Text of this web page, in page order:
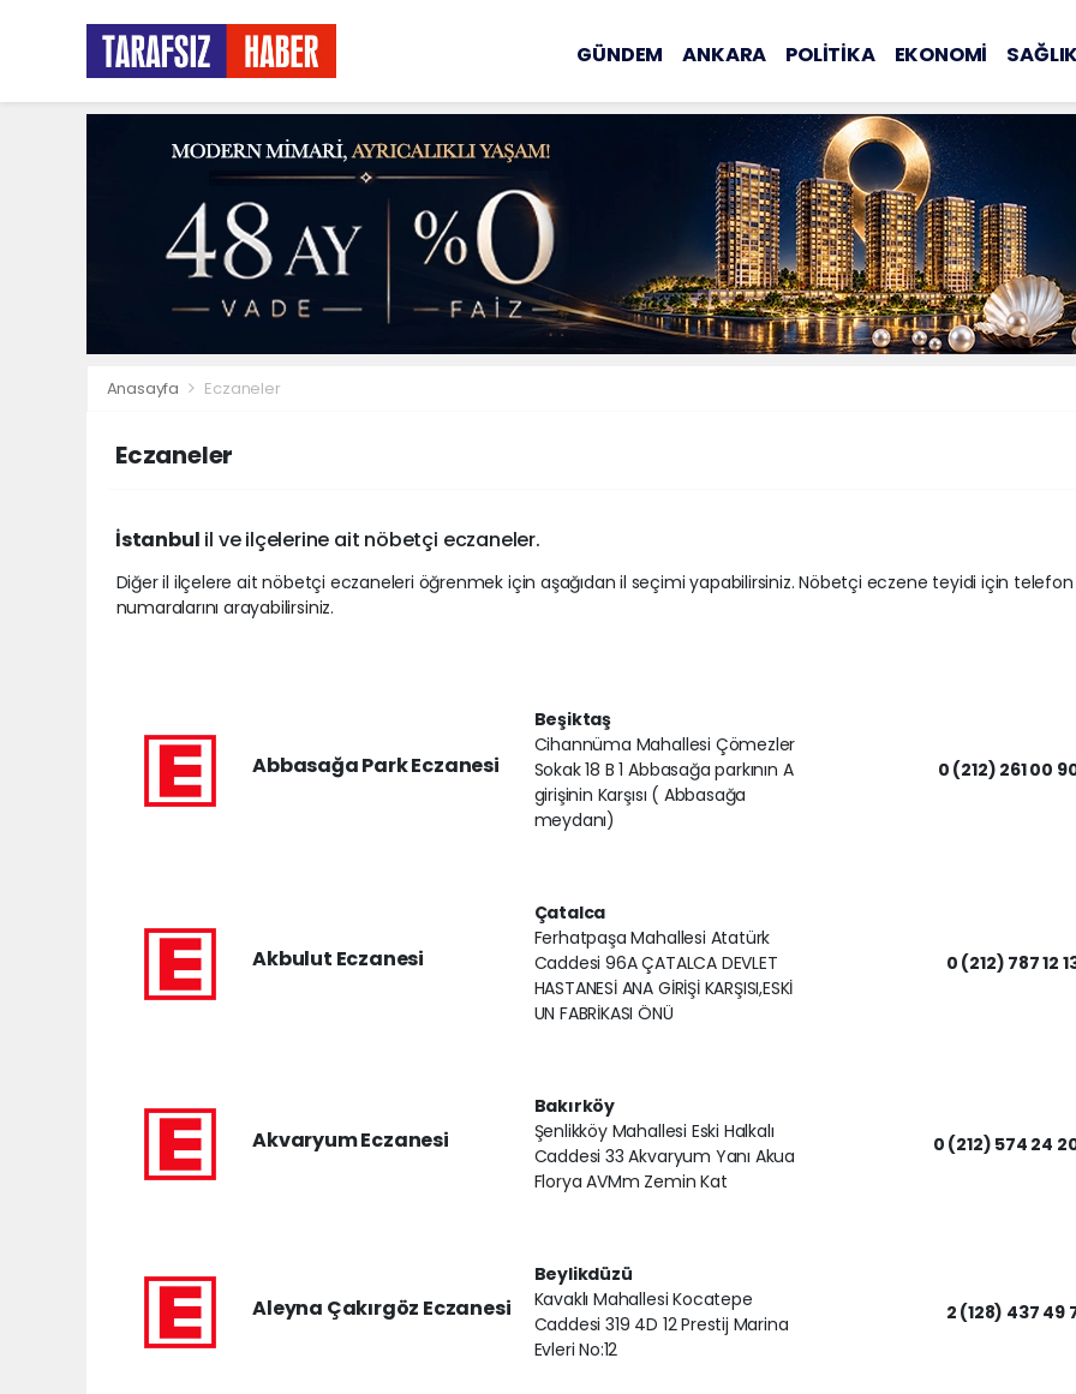
GÜNDEM ANKARA POLİTİKA EKONOMİ SAĞLIK
Anasayfa Eczaneler
Eczaneler
İstanbul il ve ilçelerine ait nöbetçi eczaneler.
Diğer il ilçelere ait nöbetçi eczaneleri öğrenmek için aşağıdan il seçimi yapabilirsiniz. Nöbetçi eczene teyidi için telefon
numaralarını arayabilirsiniz.
Abbasağa Park Eczanesi
Beşiktaş
Cihannüma Mahallesi Çömezler
Sokak 18 B 1 Abbasağa parkının A
girişinin Karşısı ( Abbasağa
meydanı)
0 (212) 261 00
Akbulut Eczanesi
Çatalca
Ferhatpaşa Mahallesi Atatürk
Caddesi 96A ÇATALCA DEVLET
HASTANESİ ANA GİRİŞİ KARŞISI,ESKİ
UN FABRİKASI ÖNÜ
0 (212) 787 12
Akvaryum Eczanesi
Bakırköy
Şenlikköy Mahallesi Eski Halkalı
Caddesi 33 Akvaryum Yanı Akua
Florya AVMm Zemin Kat
0 (212) 574 24
Aleyna Çakırgöz Eczanesi
Beylikdüzü
Kavaklı Mahallesi Kocatepe
Caddesi 319 4D 12 Prestij Marina
Evleri No:12
2 (128) 437 49